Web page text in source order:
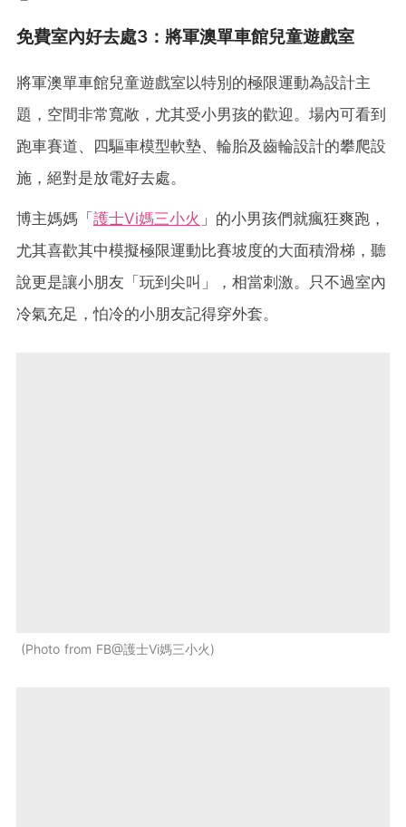
免費室內好去處3：將軍澳單車館兒童遊戲室
將軍澳單車館兒童遊戲室以特別的極限運動為設計主
題，空間非常寬敞，尤其受小男孩的歡迎。場內可看到
跑車賽道、四驅車模型軟墊、輪胎及齒輪設計的攀爬設
施，絕對是放電好去處。
博主媽媽「 護士Vi媽三小火 」的小男孩們就瘋狂爽跑，
尤其喜歡其中模擬極限運動比賽坡度的大面積滑梯，聽
說更是讓小朋友「玩到尖叫」，相當刺激。只不過室內
冷氣充足，怕冷的小朋友記得穿外套。
Photo from FB@護士Vi媽三小火